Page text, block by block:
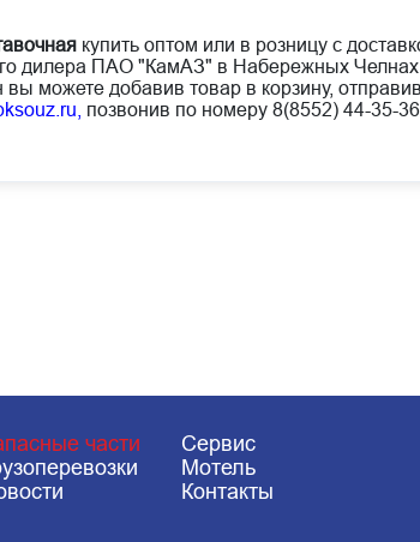
купить оптом или в розницу с
дилера ПАО "КамАЗ" в Набережных Челнах.
можете добавив товар в корзину,
позвонив по номеру 8(8552) 44-35-
части
Сервис
Мотель
Контакты